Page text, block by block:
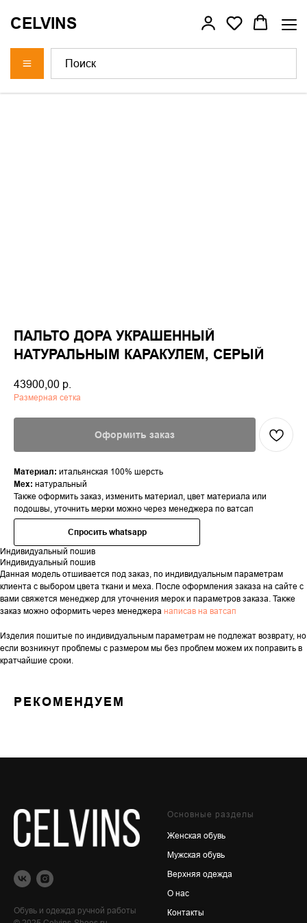
CELVINS
ПАЛЬТО ДОРА УКРАШЕННЫЙ
НАТУРАЛЬНЫМ КАРАКУЛЕМ, СЕРЫЙ
43900,00 р.
Размерная сетка
Оформить заказ
Материал: итальянская 100% шерсть
Мех: натуральный
Также оформить заказ, изменить материал, цвет материала или
подошвы, уточнить мерки можно через менеджера по ватсап
Спросить whatsapp
Индивидуальный пошив
Индивидуальный пошив
Данная модель отшивается под заказ, по индивидуальным параметрам
клиента с выбором цвета ткани и меха. После оформления заказа на сайте с
вами свяжется менеджер для уточнения мерок и параметров заказа. Также
заказ можно оформить через менеджера написав на ватсап
Изделия пошитые по индивидуальным параметрам не подлежат возврату, но
если возникнут проблемы с размером мы без проблем можем их поправить в
кратчайшие сроки.
РЕКОМЕНДУЕМ
Обувь и одежда ручной работы
Основные разделы
Женская обувь
Мужская обувь
Верхняя одежда
О нас
Контакты